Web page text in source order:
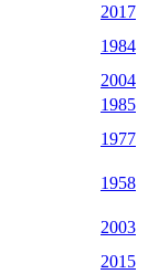
2017
1984
2004
1985
1977
1958
2003
2015